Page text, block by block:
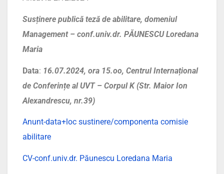
Susținere publică teză de abilitare, domeniul
Management – conf.univ.dr. PĂUNESCU Loredana
Maria
Data: 16.07.2024, ora 15.oo, Centrul Internațional
de Conferințe al UVT – Corpul K (Str. Maior Ion
Alexandrescu, nr.39)
Anunt-data+loc sustinere/componenta comisie
abilitare
CV-conf.univ.dr. Păunescu Loredana Maria